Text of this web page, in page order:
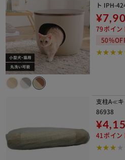
ト IPH-
79ポイン
支柱A≪
86938
41ポイン